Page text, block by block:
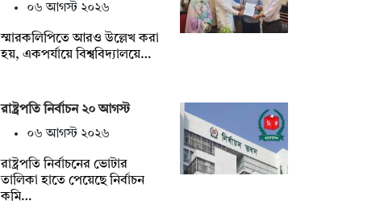
০৬ আগস্ট ২০২৬
স্মারকলিপিতে আরও উল্লেখ করা
হয়, একপর্যায়ে বিশ্ববিদ্যালয়ে…
রাষ্ট্রপতি নির্বাচন ২০ আগস্ট
০৬ আগস্ট ২০২৬
রাষ্ট্রপতি নির্বাচনের ভোটার
তালিকা হাতে পেয়েছে নির্বাচন
কমি…